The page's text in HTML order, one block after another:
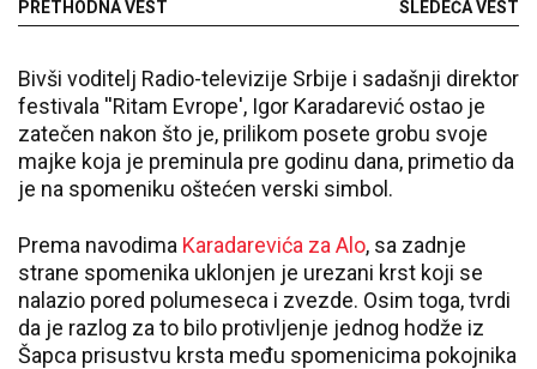
PRETHODNA VEST SLEDEĆA VEST
Bivši voditelj Radio-televizije Srbije i sadašnji direktor
festivala ''Ritam Evrope', Igor Karadarević ostao je
zatečen nakon što je, prilikom posete grobu svoje
majke koja je preminula pre godinu dana, primetio da
je na spomeniku oštećen verski simbol.
Prema navodima Karadarevića za Alo, sa zadnje
strane spomenika uklonjen je urezani krst koji se
nalazio pored polumeseca i zvezde. Osim toga, tvrdi
da je razlog za to bilo protivljenje jednog hodže iz
Šapca prisustvu krsta među spomenicima pokojnika